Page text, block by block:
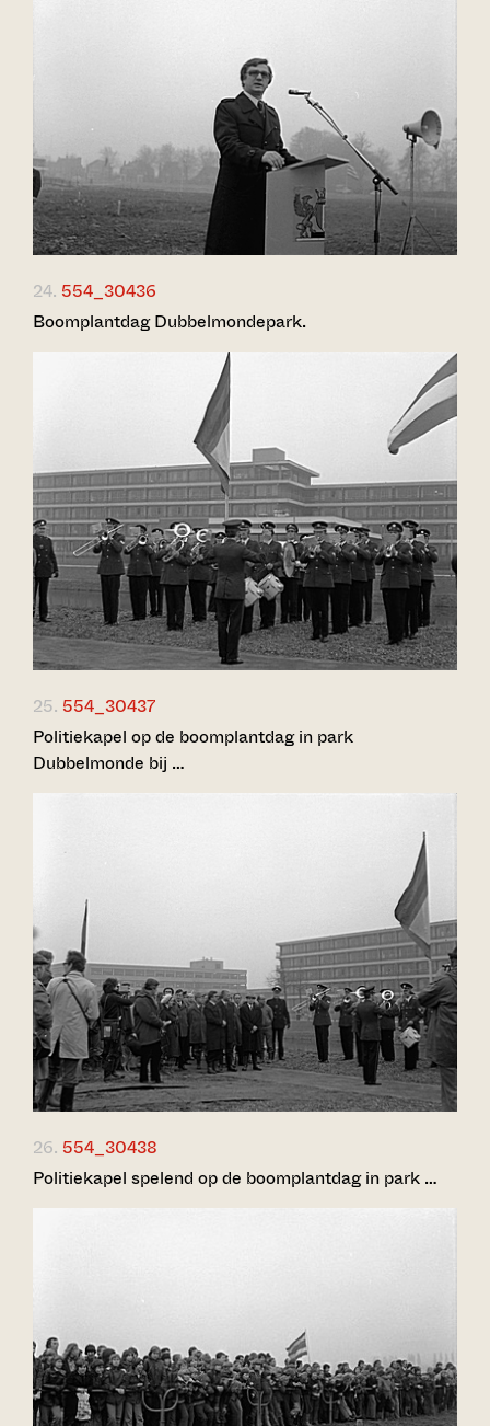
24. 554_30436
Boomplantdag Dubbelmondepark.
25. 554_30437
Politiekapel op de boomplantdag in park
Dubbelmonde bij …
26. 554_30438
Politiekapel spelend op de boomplantdag in park …